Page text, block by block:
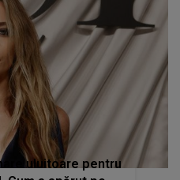
uluitoare pentru